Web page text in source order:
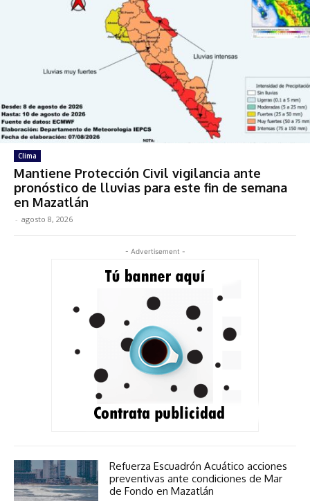
Clima
Mantiene Protección Civil vigilancia ante
pronóstico de lluvias para este fin de semana
en Mazatlán
- agosto 8, 2026
- Advertisement -
Refuerza Escuadrón Acuático acciones
preventivas ante condiciones de Mar
de Fondo en Mazatlán